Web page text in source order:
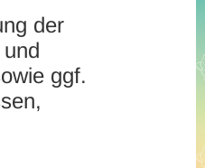
der
ggf.